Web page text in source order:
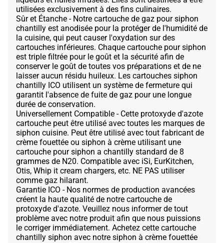
utilisées exclusivement à des fins culinaires.
Sûr et Étanche - Notre cartouche de gaz pour siphon
chantilly est anodisée pour la protéger de l'humidité de
la cuisine, qui peut causer l'oxydation sur des
cartouches inférieures. Chaque cartouche pour siphon
est triple filtrée pour le goût et la sécurité afin de
conserver le goût de toutes vos préparations et de ne
laisser aucun résidu huileux. Les cartouches siphon
chantilly ICO utilisent un système de fermeture qui
garantit l'absence de fuite de gaz pour une longue
durée de conservation.
Universellement Compatible - Cette protoxyde d'azote
cartouche peut être utilisé avec toutes les marques de
siphon cuisine. Peut être utilisé avec tout fabricant de
crème fouettée ou siphon à crème utilisant une
cartouche pour siphon a chantilly standard de 8
grammes de N20. Compatible avec iSi, EurKitchen,
Otis, Whip it cream chargers, etc. NE PAS utiliser
comme gaz hilarant.
Garantie ICO - Nos normes de production avancées
créent la haute qualité de notre cartouche de
protoxyde d'azote. Veuillez nous informer de tout
problème avec notre produit afin que nous puissions
le corriger immédiatement. Achetez cette cartouche
chantilly siphon avec notre siphon à crème fouettée